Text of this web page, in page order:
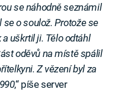
se náhodně seznámil
se o soulož. Protože se
uškrtil ji. Tělo odtáhl
oděvů na místě spálil
Z vězení byl za
,“ píše server